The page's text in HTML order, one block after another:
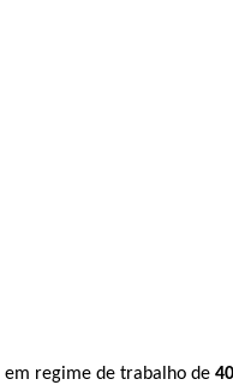
em regime de trabalho de